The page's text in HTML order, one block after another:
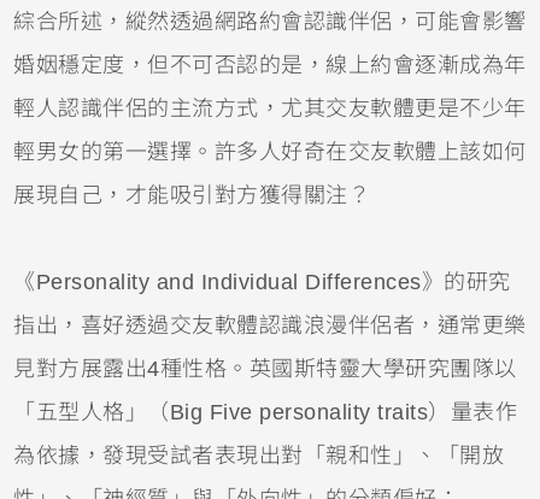
綜合所述，縱然透過網路約會認識伴侶，可能會影響
婚姻穩定度，但不可否認的是，線上約會逐漸成為年
輕人認識伴侶的主流方式，尤其交友軟體更是不少年
輕男女的第一選擇。許多人好奇在交友軟體上該如何
展現自己，才能吸引對方獲得關注？
《Personality and Individual Differences》的研究
指出，喜好透過交友軟體認識浪漫伴侶者，通常更樂
見對方展露出4種性格。英國斯特靈大學研究團隊以
「五型人格」（Big Five personality traits）量表作
為依據，發現受試者表現出對「親和性」、「開放